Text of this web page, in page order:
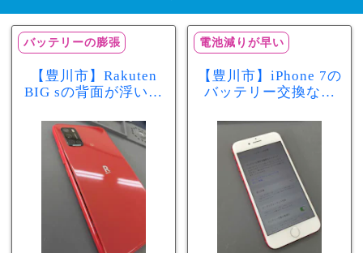
バッテリーの膨張
【豊川市】Rakuten
BIG sの背面が浮いて
リー膨張のサインか
もしれません！バッ
テリー交換修理事例
電池減りが早い
【豊川市】iPhone 7の
バッテリー交換なら
最大容量70％で電池
の減りが早い症状も
当日60分で改善